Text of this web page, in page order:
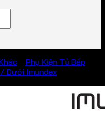
Phụ Kiện Tủ Bếp
Dưới Imundex